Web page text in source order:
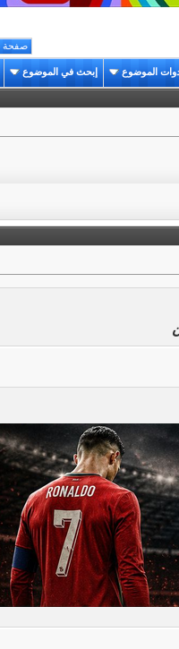
صفحة 3 من 3
الموضوع إبحث في الموضوع